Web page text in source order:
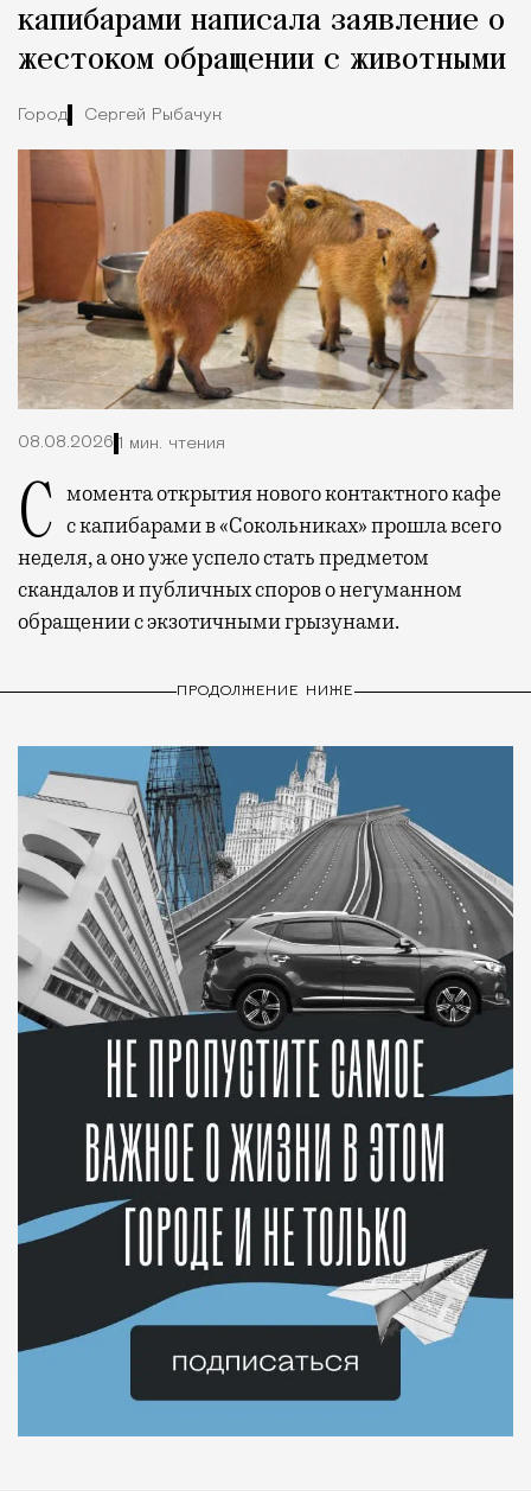
капибарами написала заявление о
жестоком обращении с животными
Город Сергей Рыбачук
08.08.2026 1 мин. чтения
С момента открытия нового контактного кафе с капибарами в «Сокольниках» прошла всего
неделя, а оно уже успело стать предметом
скандалов и публичных споров о негуманном
обращении с экзотичными грызунами.
ПРОДОЛЖЕНИЕ НИЖЕ